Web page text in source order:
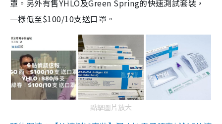
罩。另外有售YHLO及Green Spring的快速測試套裝，
一樣低至$100/10支送口罩。
點擊圖片放大